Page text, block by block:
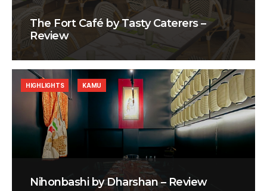
The Fort Café by Tasty Caterers –
Review
Nihonbashi by Dharshan – Review
HIGHLIGHTS KAMU